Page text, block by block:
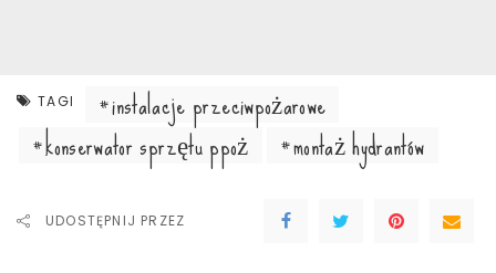
TAGI
instalacje przeciwpożarowe
konserwator sprzętu ppoż
montaż hydrantów
UDOSTĘPNIJ PRZEZ